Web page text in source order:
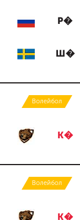
Р�
Ш�
Волейбол
К�
Волейбол
К�